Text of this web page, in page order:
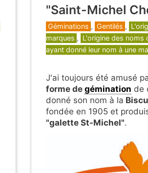
"Saint-Michel
Catégories
Géminations , Gentilés ,
marques , L'origine des noms
ayant donné leur nom à une
J'ai toujours été amusé
forme de gémination de
donné son nom à la
fondée en 1905 et
"galette St-Michel".